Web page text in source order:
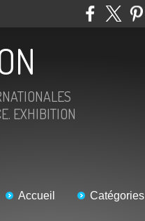
EXHIBITION
Accueil Catégories